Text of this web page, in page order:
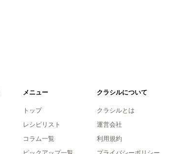
メニュー
トップ
レシピリスト
コラム一覧
クラシルについて
クラシルとは
運営会社
利用規約